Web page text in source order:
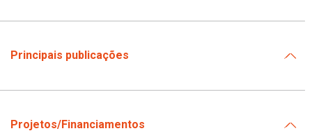
Principais publicações
Projetos/Financiamentos